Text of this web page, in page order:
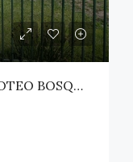
PARCELA SECTOR UNIHUE, LOTEO BOSQUES DEL VALLE – MAULE